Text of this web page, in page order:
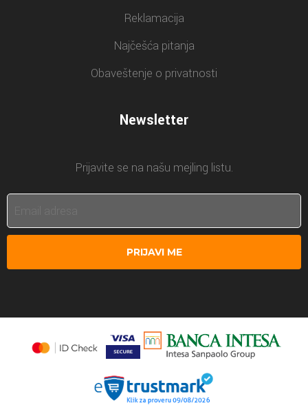
Reklamacija
Najčešća pitanja
Obaveštenje o privatnosti
Newsletter
Prijavite se na našu mejling listu.
PRIJAVI ME